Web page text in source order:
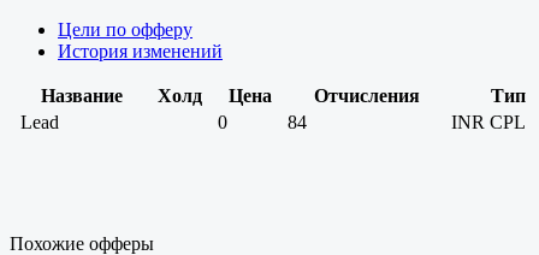
Цели по офферу
История изменений
Название Холд Цена Отчисления
Тип
Lead
0 84 INR CPL
Похожие офферы